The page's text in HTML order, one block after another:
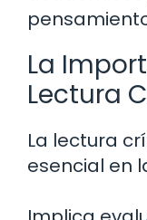
La
Lectura
La lectura
esencial en